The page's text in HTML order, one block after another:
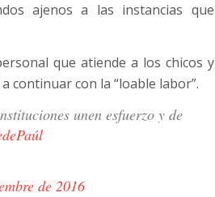
ajenos a las instancias que
que atiende a los chicos y
continuar con la “loable labor”.
unen esfuerzo y de
de 2016